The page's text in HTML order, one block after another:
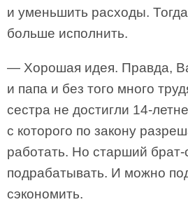
и уменьшить расходы.
больше исполнить.
— Хорошая идея. Правда,
и папа и без того много
сестра не достигли 14-
с которого по закону
работать. Но старший брат-
подрабатывать. И можно
сэкономить.